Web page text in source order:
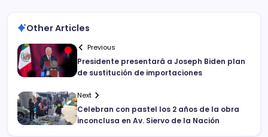
Other Articles
Previous
Presidente presentará a Joseph Biden plan
de sustitución de importaciones
Next
Celebran con pastel los 2 años de la obra
inconclusa en Av. Siervo de la Nación